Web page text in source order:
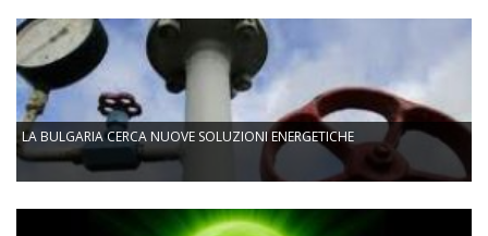
LA BULGARIA CERCA NUOVE SOLUZIONI ENERGETICHE